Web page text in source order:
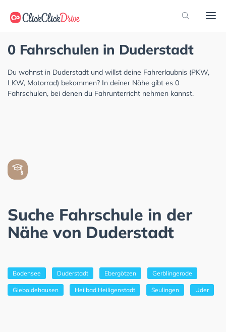
0 Fahrschulen in Duderstadt
Du wohnst in Duderstadt und willst deine Fahrerlaubnis (PKW,
LKW, Motorrad) bekommen? In deiner Nähe gibt es 0
Fahrschulen, bei denen du Fahrunterricht nehmen kannst.
Suche Fahrschule in der
Nähe von Duderstadt
Bodensee Duderstadt Ebergötzen Gerblingerode
Gieboldehausen Heilbad Heiligenstadt Seulingen Uder